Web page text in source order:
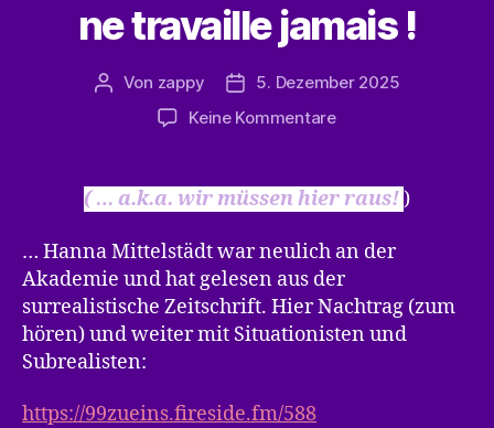
ne travaille jamais !
Beitragsautor
Von zappy Veröffentlichungsdatum
5. Dezember 2025
Keine Kommentarezu
jamais
!
( … a.k.a. wir müssen hier raus!)
… Hanna Mittelstädt war neulich an der
Akademie und hat gelesen aus der
surrealistische Zeitschrift. Hier Nachtrag (zum
hören) und weiter mit Situationisten und
Subrealisten:
https://99zueins.fireside.fm/588